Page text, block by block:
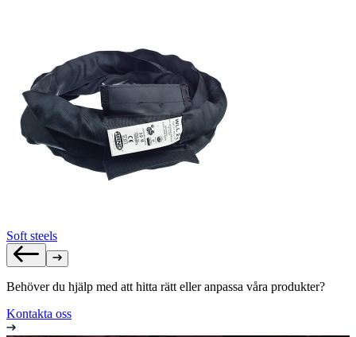
Soft steels
Behöver du hjälp med att hitta rätt eller anpassa våra produkter?
Kontakta oss